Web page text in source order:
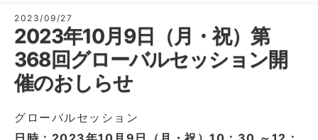
2023/09/27
2023年10月9日（月・祝）第
368回グローバルセッション開
催のおしらせ
グローバルセッション